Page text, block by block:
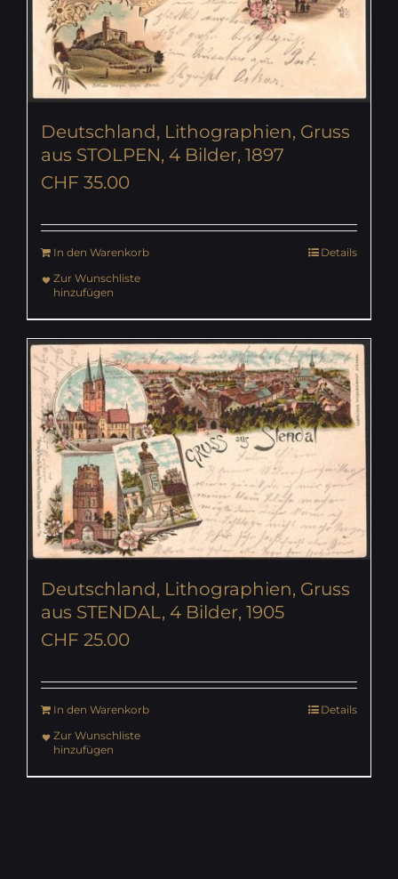
Deutschland, Lithographien, Gruss
aus STOLPEN, 4 Bilder, 1897
CHF 35.00
In den Warenkorb
Details
Zur Wunschliste
hinzufügen
Deutschland, Lithographien, Gruss
aus STENDAL, 4 Bilder, 1905
CHF 25.00
In den Warenkorb
Details
Zur Wunschliste
hinzufügen